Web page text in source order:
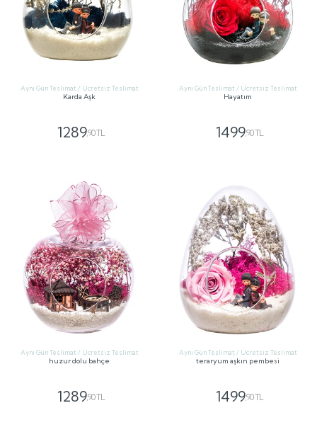
Aynı Gün Teslimat / Ücretsiz Teslimat
Karda Aşk
1289,90 TL
Aynı Gün Teslimat / Ücretsiz Teslimat
Hayatım
1499,90 TL
Aynı Gün Teslimat / Ücretsiz Teslimat
huzur dolu bahçe
1289,90 TL
Aynı Gün Teslimat / Ücretsiz Teslimat
teraryum aşkın pembesi
1499,90 TL